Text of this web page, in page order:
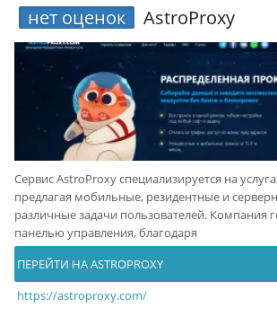
нет оценок AstroProxy
Сервис AstroProxy специализируется на
предлагая мобильные, резидентные и
различные задачи пользователей. Компания
панелью управления, благодаря
ПЕРЕЙТИ НА ASTROPROXY
https://astroproxy.com/